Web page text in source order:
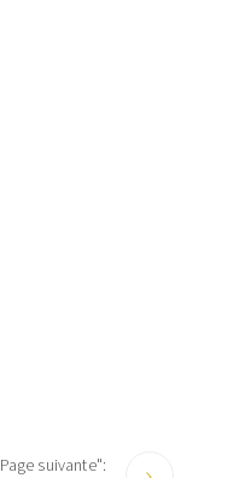
Page suivante":